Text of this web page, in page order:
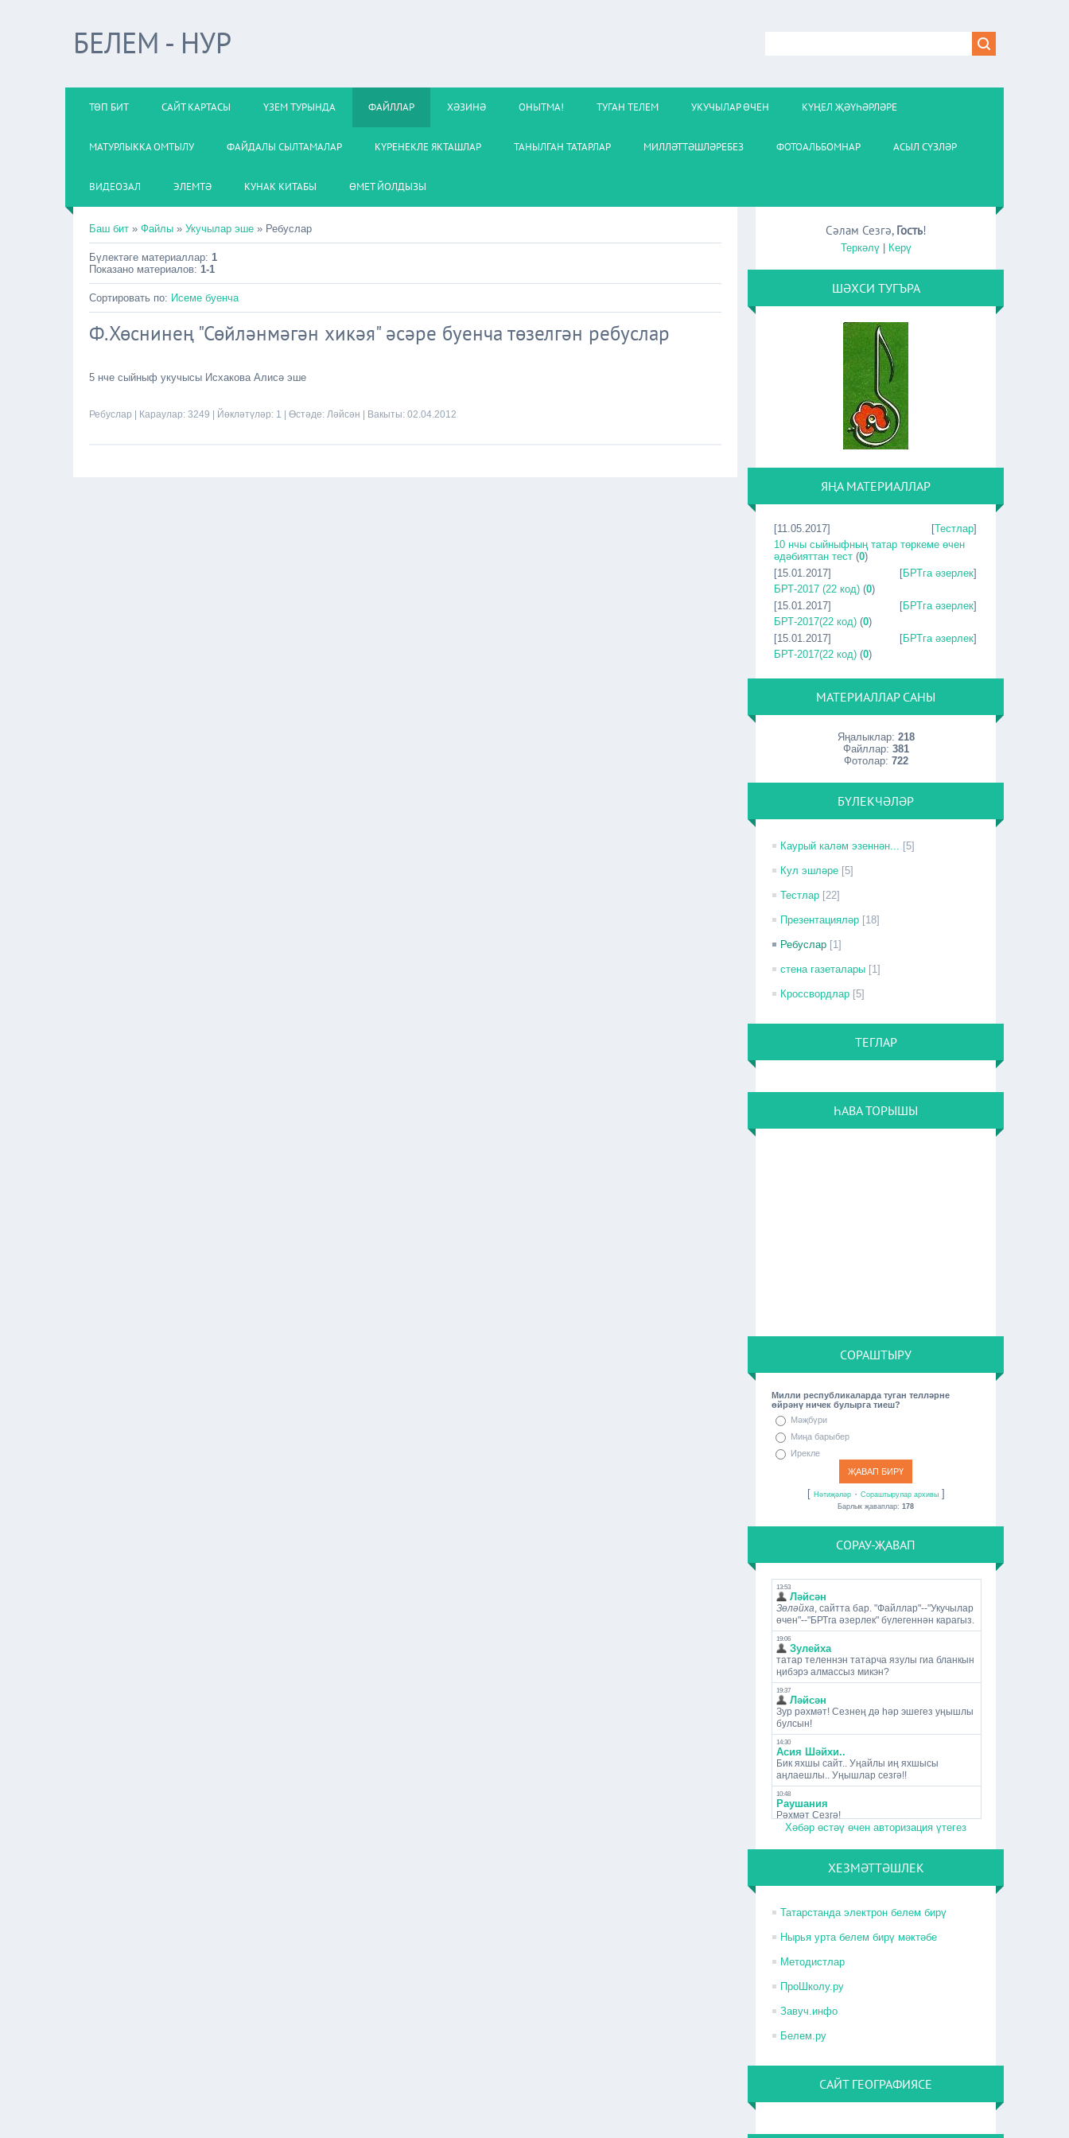
БЕЛЕМ - НУР
ТӨП БИТ САЙТ КАРТАСЫ ҮЗЕМ ТУРЫНДА ФАЙЛЛАР ХӘЗИНӘ ОНЫТМА! ТУГАН ТЕЛЕМ УКУЧЫЛАР ӨЧЕН КҮҢЕЛ ҖӘҮҺӘРЛӘРЕ
МАТУРЛЫККА ОМТЫЛУ ФАЙДАЛЫ СЫЛТАМАЛАР КҮРЕНЕКЛЕ ЯКТАШЛАР ТАНЫЛГАН ТАТАРЛАР МИЛЛӘТТӘШЛӘРЕБЕЗ ФОТОАЛЬБОМНАР АСЫЛ СҮЗЛӘР
ВИДЕОЗАЛ ЭЛЕМТӘ КУНАК КИТАБЫ ӨМЕТ ЙОЛДЫЗЫ
Баш бит » Файлы » Укучылар эше » Ребуслар
Бүлектәге материаллар: 1
Показано материалов: 1-1
Сортировать по: Исеме буенча
Ф.Хөснинең "Сөйләнмәгән хикәя" әсәре буенча төзелгән ребуслар
5 нче сыйныф укучысы Исхакова Алисә эше
Ребуслар | Караулар: 3249 | Йөкләтүләр: 1 | Өстәде: Ләйсән | Вакыты: 02.04.2012
Сәлам Сезгә, Гость!
Теркәлү| Керү
ШӘХСИ ТУГЪРА
ЯҢА МАТЕРИАЛЛАР
[11.05.2017] [Тестлар]
10 нчы сыйныфның татар төркеме өчен
әдәбияттан тест (0)
[15.01.2017]
[БРТга әзерлек]
БРТ-2017 (22 код) (0)
[15.01.2017]
[БРТга әзерлек]
БРТ-2017(22 код) (0)
[15.01.2017]
[БРТга әзерлек]
БРТ-2017(22 код) (0)
МАТЕРИАЛЛАР САНЫ
Яңалыклар: 218
Файллар: 381
Фотолар: 722
БҮЛЕКЧӘЛӘР
Каурый каләм эзеннән... [5]
Кул эшләре [5]
Тестлар [22]
Презентацияләр [18]
Ребуслар [1]
стена газеталары [1]
Кроссвордлар [5]
ТЕГЛАР
ҺАВА ТОРЫШЫ
СОРАШТЫРУ
Милли республикаларда туган телләрне
өйрәнү ничек булырга тиеш?
Мәҗбүри
Миңа барыбер
Ирекле
[ Нәтиҗәләр· Сораштырулар архивы]
Барлык җаваплар:178
СОРАУ-ҖАВАП
Хәбәр өстәү өчен авторизация үтегез
ХЕЗМӘТТӘШЛЕК
Татарстанда электрон белем бирү
Нырья урта белем бирү мәктәбе
Методистлар
ПроШколу.ру
Завуч.инфо
Белем.ру
САЙТ ГЕОГРАФИЯСЕ